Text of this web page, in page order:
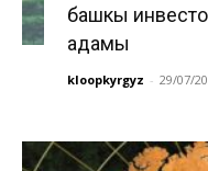
башкы
адамы
kloopkyrgyz - 29/07/